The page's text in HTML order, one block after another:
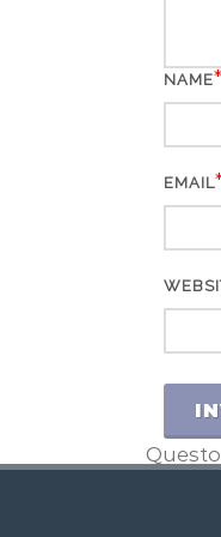
NAME*
EMAIL